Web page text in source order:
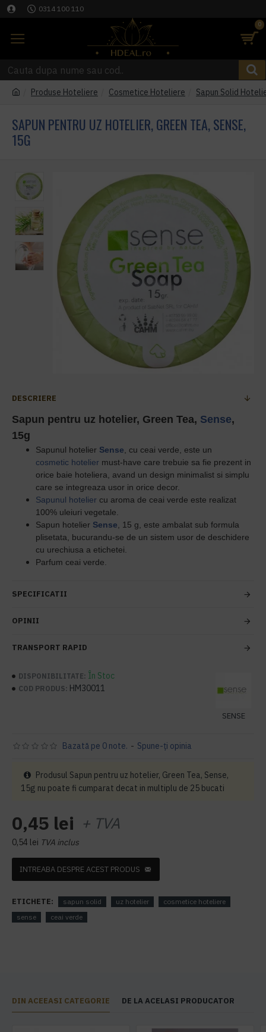
0314 100 110
0
Produse Hoteliere Cosmetice Hoteliere Sapun Solid
SAPUN PENTRU UZ HOTELIER, GREEN TEA, SENSE,
15G
DESCRIERE
Sapun pentru uz hotelier, Green Tea, Sense,
15g
Sapunul hotelier Sense , cu ceai verde, este un
cosmetic hotelier must-have care trebuie sa fie prezent in
orice baie hoteliera, avand un design minimalist si simplu
care se integreaza usor in orice decor.
Sapunul hotelier cu aroma de ceai verde este realizat
100% uleiuri vegetale.
Sapun hotelier Sense , 15 g, este ambalat sub formula
plisetata, bucurandu-se de un sistem usor de deschidere
cu urechiusa a etichetei.
Parfum ceai verde.
SPECIFICATII
OPINII
TRANSPORT RAPID
DISPONIBILITATE: În Stoc
COD PRODUS: HM30011
SENSE
Bazată pe 0 note. - Spune-ţi opinia
0,45 lei + TVA
0,54 lei TVA inclus
Produsul Sapun pentru uz hotelier, Green Tea, Sense,
15g nu poate fi cumparat decat in multiplu de 25 bucati
INTREABA DESPRE ACEST PRODUS
ETICHETE: sapun solid uz hotelier
cosmetice hoteliere
sense
ceai verde
DIN ACEEASI CATEGORIE DE LA ACELASI PRODUCATOR